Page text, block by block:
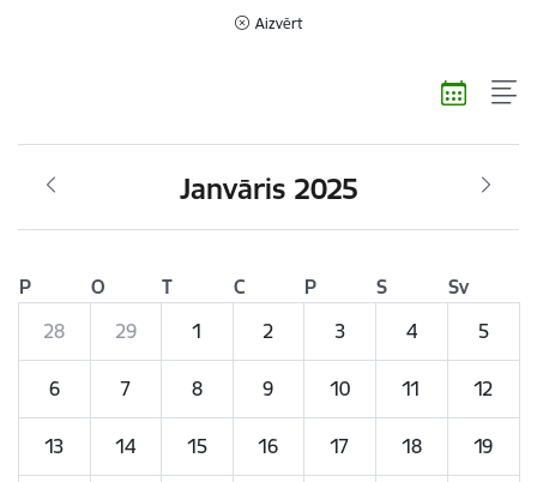
Aizvērt
Janvāris 2025
P O T C P S
Sv
28
29 1 2 3 4 5
6 7 8 9 10 11 12
13 14 15 16 17 18 19